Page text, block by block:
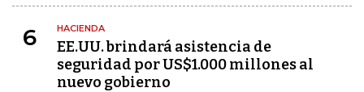
6 HACIENDA
EE.UU. brindará asistencia de
seguridad por US$1.000 millones al
nuevo gobierno